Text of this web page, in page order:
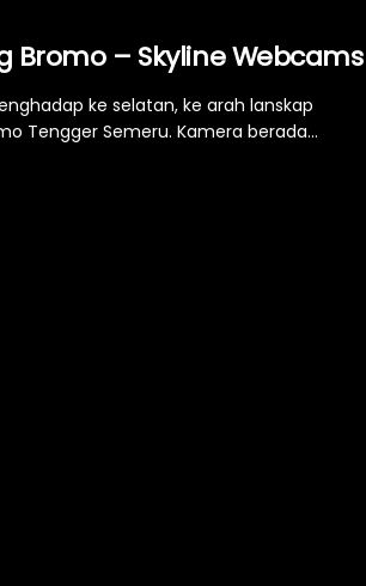
Bromo – Skyline Webcams
ke selatan, ke arah lanskap
Tengger Semeru. Kamera berada...